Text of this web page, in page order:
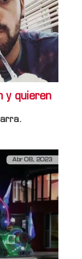
y quieren
Abr 08, 2023